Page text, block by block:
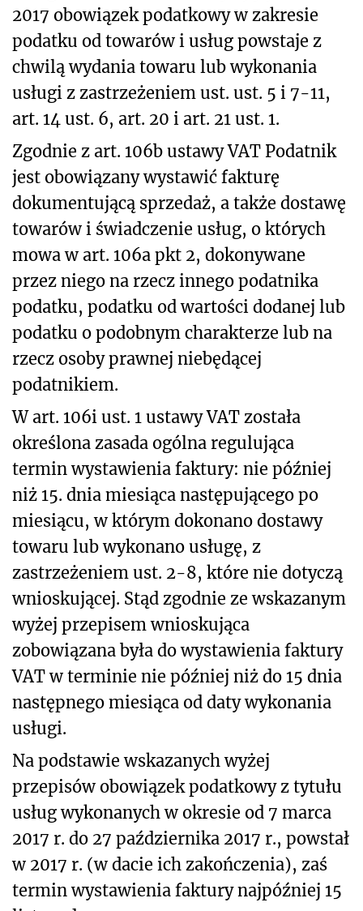
2017 obowiązek podatkowy w zakresie
podatku od towarów i usług powstaje z
chwilą wydania towaru lub wykonania
usługi z zastrzeżeniem ust. ust. 5 i 7-11,
art. 14 ust. 6, art. 20 i art. 21 ust. 1.
Zgodnie z art. 106b ustawy VAT Podatnik
jest obowiązany wystawić fakturę
dokumentującą sprzedaż, a także dostawę
towarów i świadczenie usług, o których
mowa w art. 106a pkt 2, dokonywane
przez niego na rzecz innego podatnika
podatku, podatku od wartości dodanej lub
podatku o podobnym charakterze lub na
rzecz osoby prawnej niebędącej
podatnikiem.
W art. 106i ust. 1 ustawy VAT została
określona zasada ogólna regulująca
termin wystawienia faktury: nie później
niż 15. dnia miesiąca następującego po
miesiącu, w którym dokonano dostawy
towaru lub wykonano usługę, z
zastrzeżeniem ust. 2-8, które nie dotyczą
wnioskującej. Stąd zgodnie ze wskazanym
wyżej przepisem wnioskująca
zobowiązana była do wystawienia faktury
VAT w terminie nie później niż do 15 dnia
następnego miesiąca od daty wykonania
usługi.
Na podstawie wskazanych wyżej
przepisów obowiązek podatkowy z tytułu
usług wykonanych w okresie od 7 marca
2017 r. do 27 października 2017 r., powstał
w 2017 r. (w dacie ich zakończenia), zaś
termin wystawienia faktury najpóźniej 15